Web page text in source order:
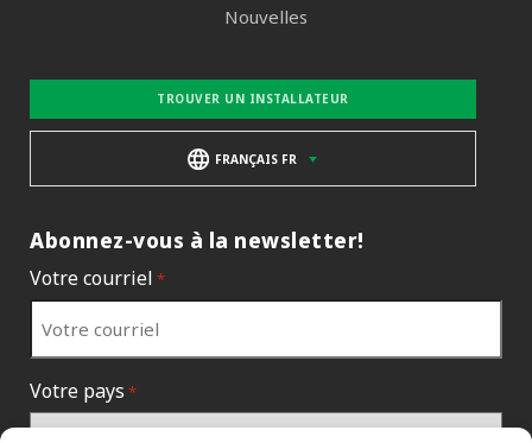
Nouvelles
TROUVER UN INSTALLATEUR
FRANÇAIS FR
Abonnez-vous à la newsletter!
Votre courriel *
Votre pays *